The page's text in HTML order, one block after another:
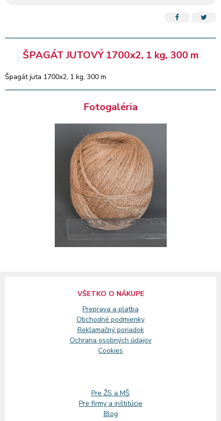
ŠPAGÁT JUTOVÝ 1700x2, 1 kg, 300 m
Špagát juta 1700x2, 1 kg, 300 m
Fotogaléria
VŠETKO O NÁKUPE
Preprava a platba
Obchodné podmienky
Reklamačný poriadok
Ochrana osobných údajov
Cookies
Pre ŽS a MŠ
Pre firmy a inštitúcie
Blog